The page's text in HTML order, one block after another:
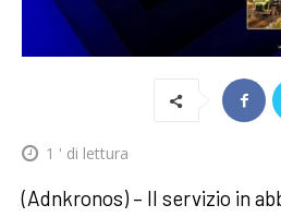
1 ' di lettura
(Adnkronos) – Il servizio in